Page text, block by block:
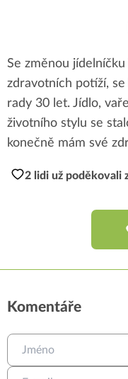
Se změnou
zdravotních potíží,
rady 30 let. Jídlo,
životního stylu se
konečně mám své
2 lidi už poděkovali
Komentáře